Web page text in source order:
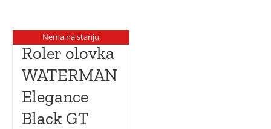
Nema na stanju
Roler olovka
WATERMAN
Elegance
Black GT